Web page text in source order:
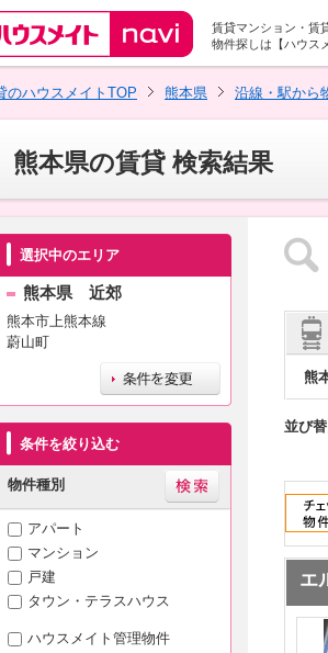
賃貸マンション・賃
物件探しは【ハウス
のハウスメイトTOP
熊本県 沿線・駅から
熊本県の賃貸 検索結果
選択中のエリア
熊本県 近郊
熊本市上熊本線
蔚山町
条件を絞り込む
物件種別
アパート
マンション
戸建
タウン・テラスハウス
ハウスメイト管理物件
熊
並び替
エ